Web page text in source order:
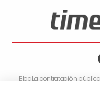
BlogLa contratación pública